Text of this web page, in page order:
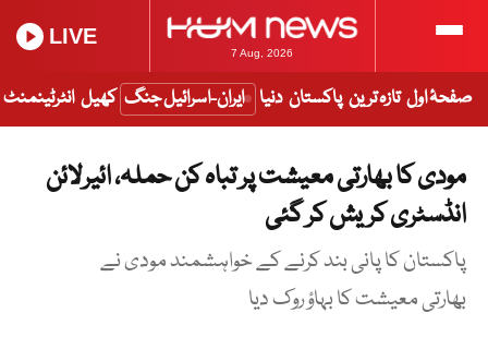
7 Aug, 2026
LIVE
صفحۂ اول تازہ ترین پاکستان دنیا ایران-اسرائیل جنگ کھیل انٹرٹینمنٹ
مودی کا بھارتی معیشت پر تباہ کن حملہ، ائیرلائن
انڈسٹری کریش کر گئی
پاکستان کا پانی بند کرنے کے خواہشمند مودی نے
بھارتی معیشت کا بہاؤ روک دیا